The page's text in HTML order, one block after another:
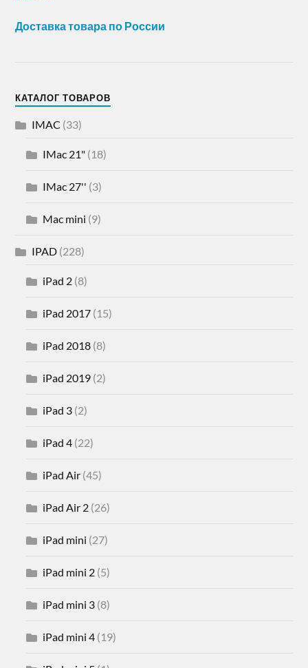
Доставка товара по России
КАТАЛОГ ТОВАРОВ
IMAC (33)
IMac 21" (18)
IMac 27'' (3)
Mac mini (9)
IPAD (228)
iPad 2 (8)
iPad 2017 (15)
iPad 2018 (8)
iPad 2019 (2)
iPad 3 (2)
iPad 4 (22)
iPad Air (45)
iPad Air 2 (26)
iPad mini (27)
iPad mini 2 (5)
iPad mini 3 (8)
iPad mini 4 (19)